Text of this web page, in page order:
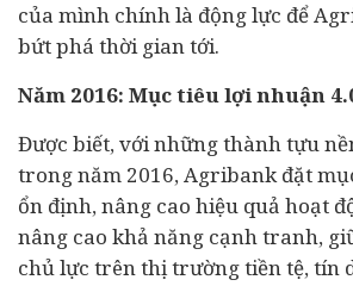
của mình chính là động lực để
bứt phá thời gian tới.
Năm 2016: Mục tiêu lợi nhuận
Được biết, với những thành tựu
trong năm 2016, Agribank đặt
ổn định, nâng cao hiệu quả hoạt
nâng cao khả năng cạnh tranh,
chủ lực trên thị trường tiền tệ, tín